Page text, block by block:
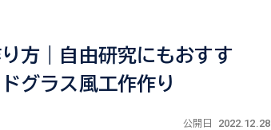
方｜自由研究にもおすす
グラス風工作作り
公開日 2022.12.28